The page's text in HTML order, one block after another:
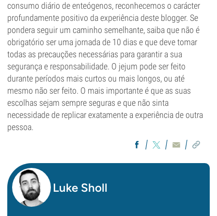
consumo diário de enteógenos, reconhecemos o carácter
profundamente positivo da experiência deste blogger. Se
pondera seguir um caminho semelhante, saiba que não é
obrigatório ser uma jornada de 10 dias e que deve tomar
todas as precauções necessárias para garantir a sua
segurança e responsabilidade. O jejum pode ser feito
durante períodos mais curtos ou mais longos, ou até
mesmo não ser feito. O mais importante é que as suas
escolhas sejam sempre seguras e que não sinta
necessidade de replicar exatamente a experiência de outra
pessoa.
Luke Sholl